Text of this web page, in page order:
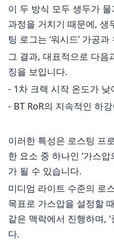
이 두 방식 모두 생두가
과정을 거치기 때문에, 생
팅 로그는 ‘워시드’ 가공
그 결과, 대표적으로 다음
징을 보입니다.
- 1차 크랙 시작 온도가 낮
- BT RoR의 지속적인 하
이러한 특성은 로스팅 프
한 요소 중 하나인 ‘가스
가 될 수 있습니다.
미디엄 라이트 수준의 로
목표로 가스압을 설정할
같은 맥락에서 진행하며,
다.